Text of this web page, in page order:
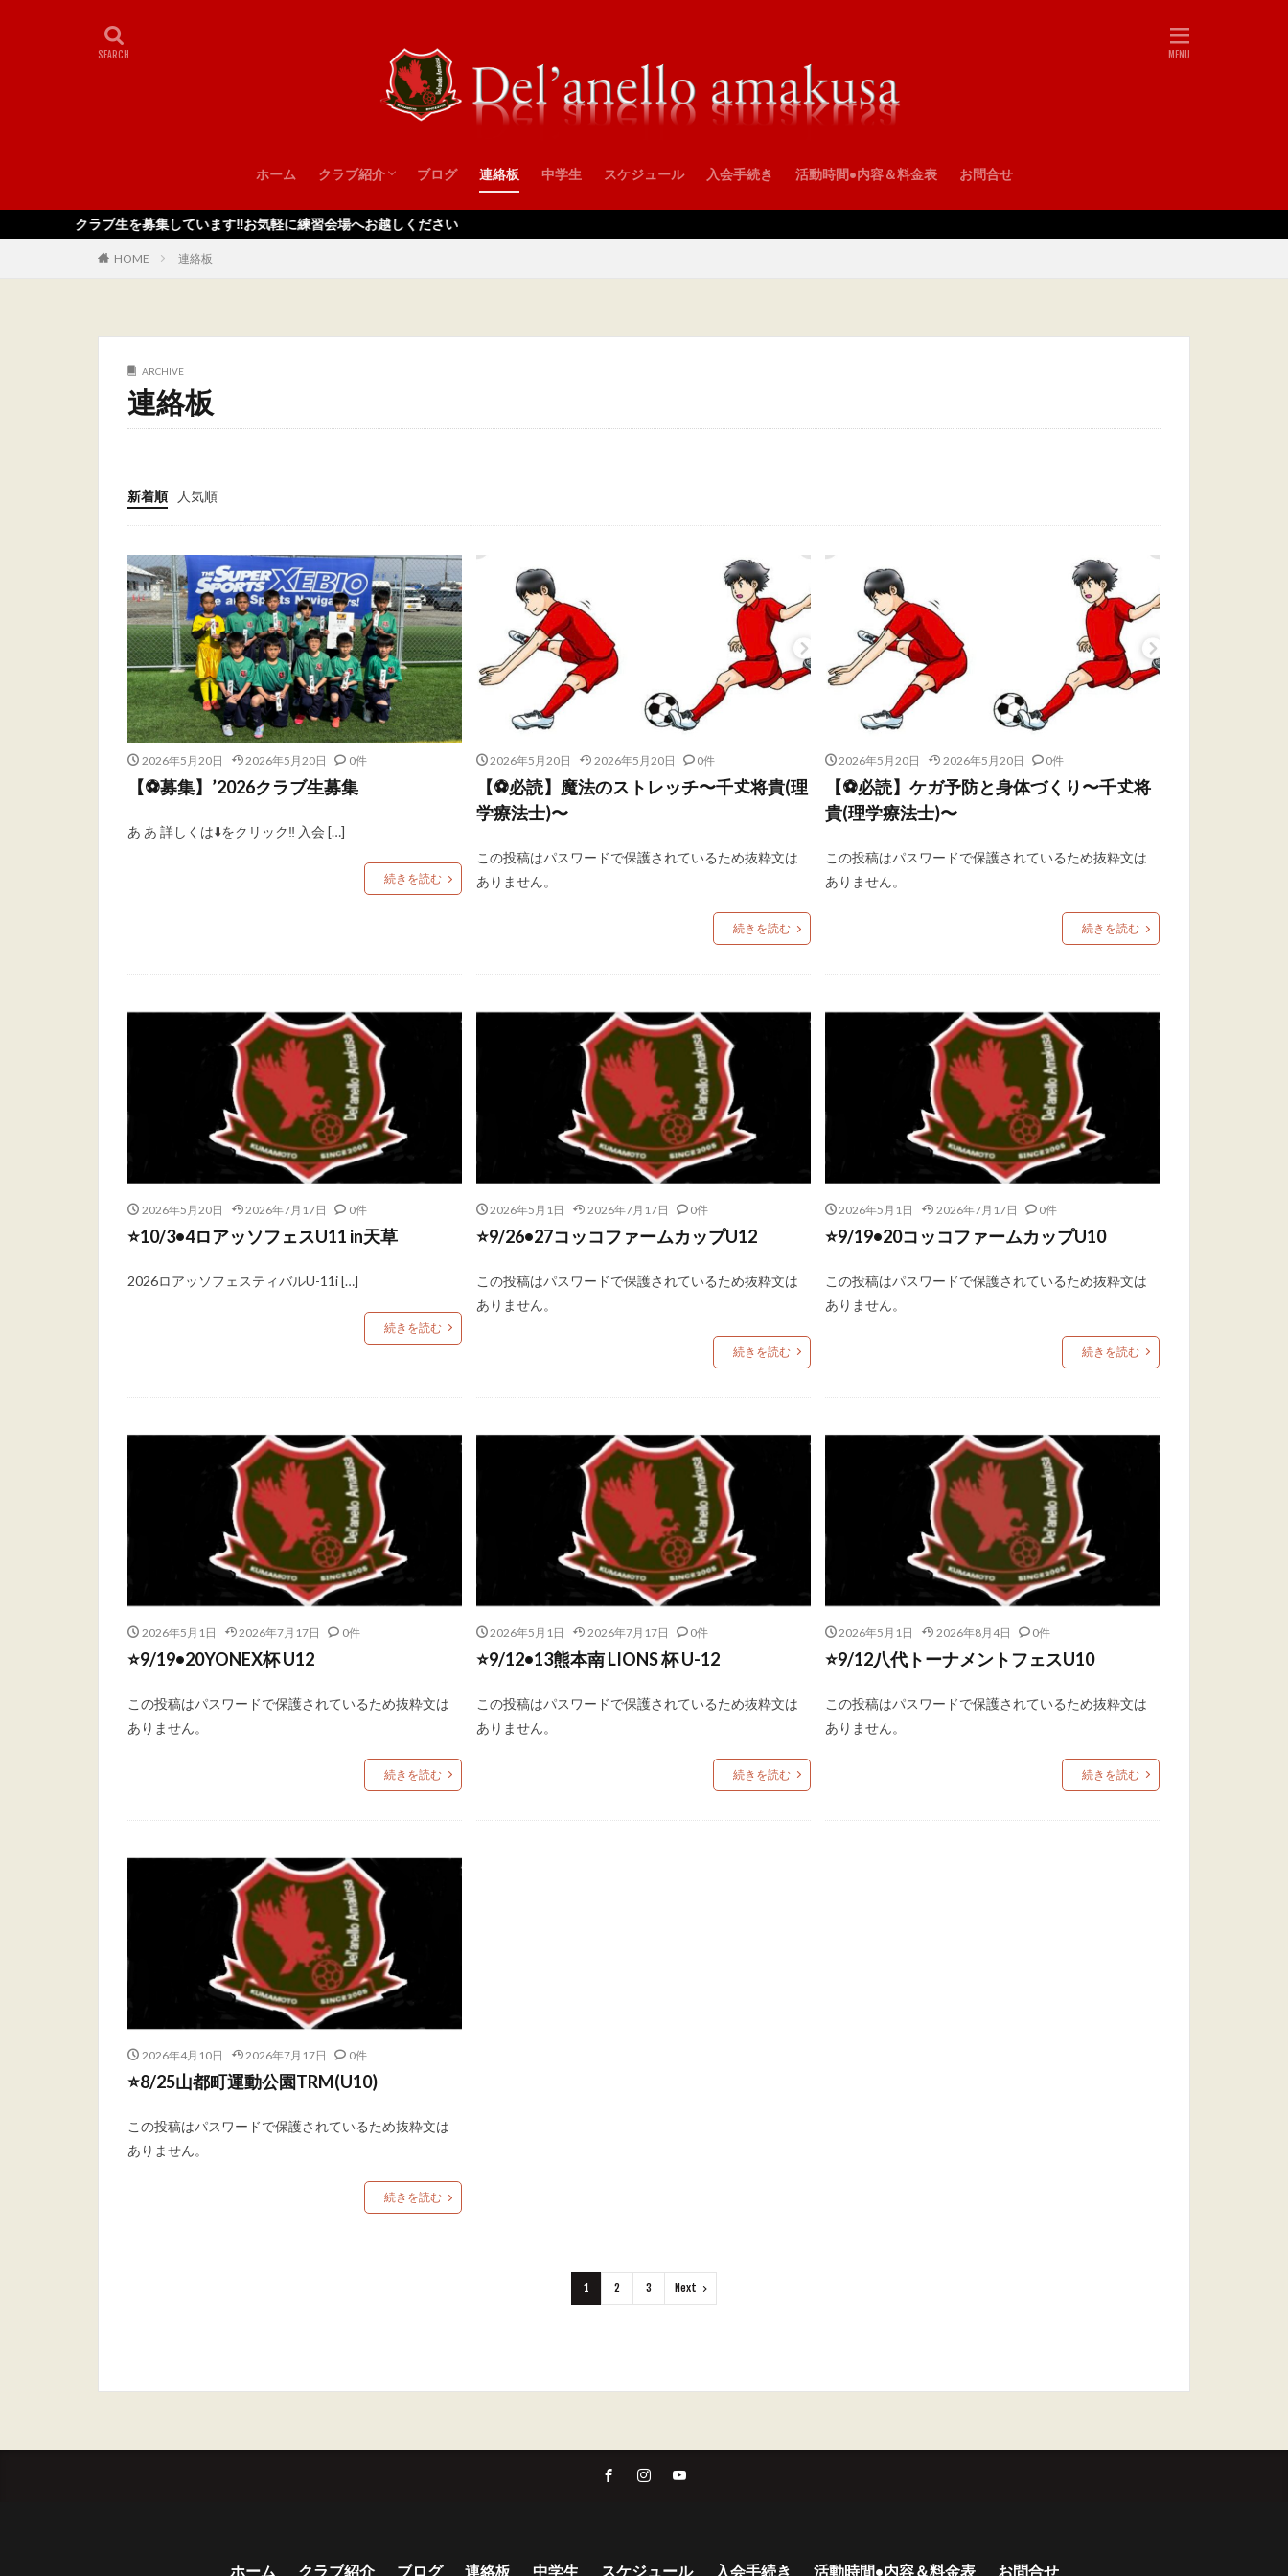
ホーム クラブ紹介
スタッフ
ブログ 連絡板 中学生 スケジュール 入会手続き 活動時間•内容＆料金表 お問合せ
クラブ生を募集しています‼️お気軽に練習会場へお越しください
HOME 連絡板
ARCHIVE
連絡板
新着順 人気順
2026年5月20日 2026年5月20日 0件
【⚽️募集】’2026クラブ生募集
あ あ 詳しくは⬇️をクリック‼︎ 入会 […]
続きを読む
2026年5月20日 2026年5月20日 0件
【⚽️必読】魔法のストレッチ〜千𠀋将貴(理
学療法士)〜
この投稿はパスワードで保護されているため抜粋文は
ありません。
続きを読む
2026年5月20日 2026年5月20日 0件
【⚽️必読】ケガ予防と身体づくり〜千𠀋将
貴(理学療法士)〜
この投稿はパスワードで保護されているため抜粋文は
ありません。
続きを読む
2026年5月20日 2026年7月17日 0件
⭐️10/3•4ロアッソフェスU11 in天草
2026ロアッソフェスティバルU-11i […]
続きを読む
2026年5月1日 2026年7月17日 0件
⭐️9/26•27コッコファームカップU12
この投稿はパスワードで保護されているため抜粋文は
ありません。
続きを読む
2026年5月1日 2026年7月17日 0件
⭐️9/19•20コッコファームカップU10
この投稿はパスワードで保護されているため抜粋文は
ありません。
続きを読む
2026年5月1日 2026年7月17日 0件
⭐️9/19•20YONEX杯 U12
この投稿はパスワードで保護されているため抜粋文は
ありません。
続きを読む
2026年5月1日 2026年7月17日 0件
⭐️9/12•13熊本南 LIONS 杯 U-12
この投稿はパスワードで保護されているため抜粋文は
ありません。
続きを読む
2026年5月1日 2026年8月4日 0件
⭐️9/12八代トーナメントフェスU10
この投稿はパスワードで保護されているため抜粋文は
ありません。
続きを読む
2026年4月10日 2026年7月17日 0件
⭐️8/25山都町運動公園TRM(U10)
この投稿はパスワードで保護されているため抜粋文は
ありません。
続きを読む
1 2 3 Next
ホーム クラブ紹介 ブログ 連絡板 中学生 スケジュール 入会手続き 活動時間•内容＆料金表 お問合せ